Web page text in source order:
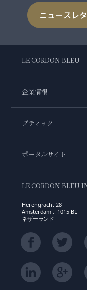
ニュースレ
LE CORDON BLEU
企業情報
ブティック
ポータルサイト
LE CORDON BLEU
Herengracht 28
Amsterdam , 1015 BL
ネザーランド